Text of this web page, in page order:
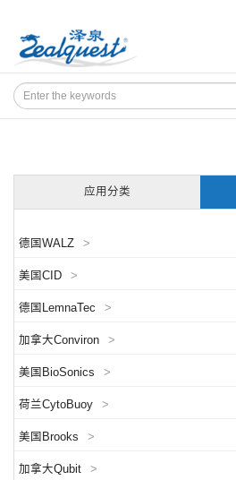
应用分类
德国WALZ >
美国CID >
德国LemnaTec >
加拿大Conviron >
美国BioSonics >
荷兰CytoBuoy >
美国Brooks >
加拿大Qubit >